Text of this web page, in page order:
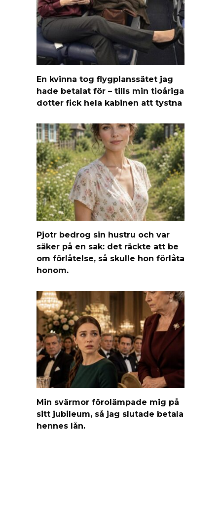
En kvinna tog flygplanssätet jag
hade betalat för – tills min tioåriga
dotter fick hela kabinen att tystna
Pjotr bedrog sin hustru och var
säker på en sak: det räckte att be
om förlåtelse, så skulle hon förlåta
honom.
Min svärmor förolämpade mig på
sitt jubileum, så jag slutade betala
hennes lån.